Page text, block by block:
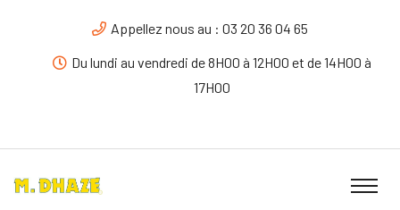
Appellez nous au : 03 20 36 04 65
Du lundi au vendredi de 8H00 à 12H00 et de 14H00 à
17H00